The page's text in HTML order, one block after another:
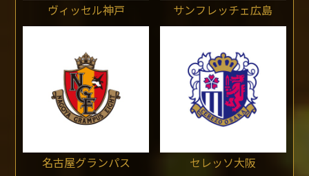
ヴィッセル神戸 サンフレッチェ広島
名古屋グランパス セレッソ大阪